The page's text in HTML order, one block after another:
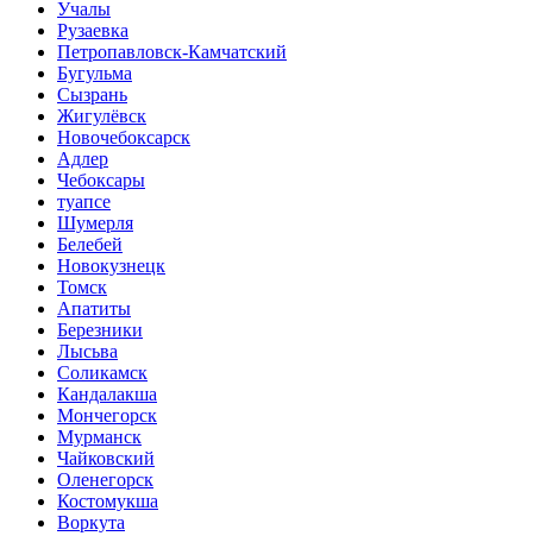
Учалы
Рузаевка
Петропавловск-Камчатский
Бугульма
Сызрань
Жигулёвск
Новочебоксарск
Адлер
Чебоксары
туапсе
Шумерля
Белебей
Новокузнецк
Томск
Апатиты
Березники
Лысьва
Соликамск
Кандалакша
Мончегорск
Мурманск
Чайковский
Оленегорск
Костомукша
Воркута